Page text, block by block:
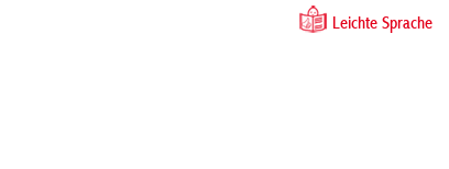
Leichte Sprache